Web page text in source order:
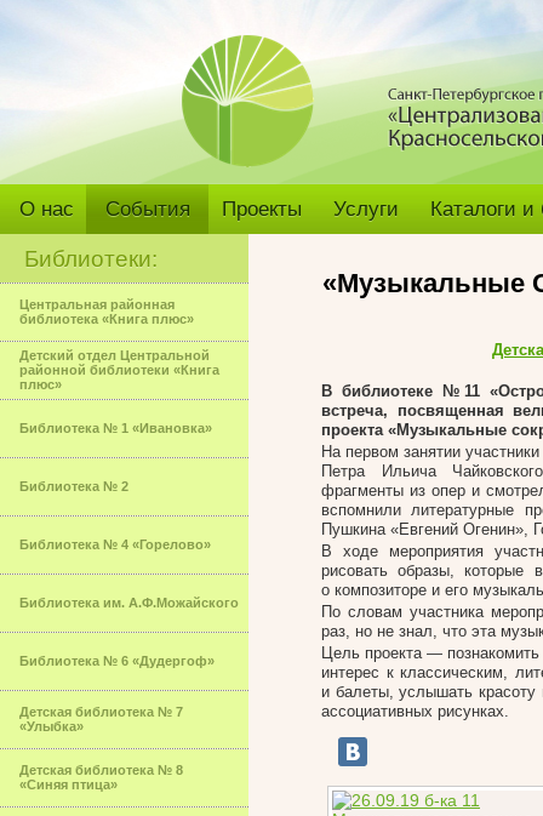
О нас События Проекты Услуги Каталоги
Библиотеки:
Центральная районная
библиотека «Книга плюс»
Детский отдел Центральной
районной библиотеки «Книга
плюс»
Библиотека № 1 «Ивановка»
Библиотека № 2
Библиотека № 4 «Горелово»
Библиотека им. А.Ф.Можайского
Библиотека № 6 «Дудергоф»
Детская библиотека № 7
«Улыбка»
Детская библиотека № 8
«Синяя птица»
«Музыкальные
В библиотеке №11
встреча, посвященная
проекта «Музыкальные
На первом занятии
Петра Ильича
фрагменты из опер и
вспомнили литературные
Пушкина «Евгений Огенин»,
В ходе мероприятия
рисовать образы, которые
о композиторе и его
По словам участника
раз, но не знал, что эта
Цель проекта —
интерес к классическим,
и балеты, услышать красоту
ассоциативных рисунках.